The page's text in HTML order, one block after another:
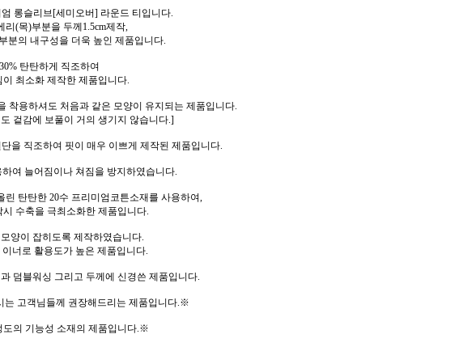
롱슬리브[세미오버] 라운드 티입니다.
리(목)부분을 두께1.5cm제작,
분의 내구성을 더욱 높인 제품입니다.
탄탄하게 직조하여
최소화 제작한 제품입니다.
착용하셔도 처음과 같은 모양이 유지되는 제품입니다.
겉감에 보풀이 거의 생기지 않습니다.]
을 직조하여 핏이 매우 이쁘게 제작된 제품입니다.
여 늘어짐이나 쳐짐을 방지하였습니다.
탄탄한 20수 프리미엄코튼소재를 사용하여,
수축을 극최소화한 제품입니다.
양이 잡히도록 제작하였습니다.
너로 활용도가 높은 제품입니다.
덤블워싱 그리고 두께에 신경쓴 제품입니다.
고객님들께 권장해드리는 제품입니다.※
도의 기능성 소재의 제품입니다.※